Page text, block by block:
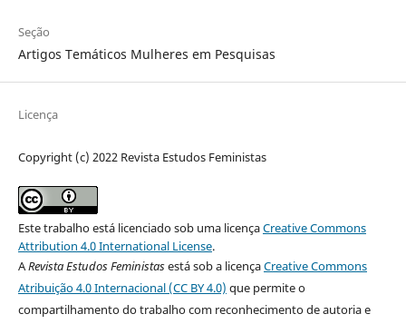
Seção
Artigos Temáticos Mulheres em Pesquisas
Licença
Copyright (c) 2022 Revista Estudos Feministas
Este trabalho está licenciado sob uma licençaCreative Commons
Attribution 4.0 International License.
ARevista Estudos Feministasestá sob a licençaCreative Commons
Atribuição 4.0 Internacional (CC BY 4.0) que permite o
compartilhamento do trabalho com reconhecimento de autoria e